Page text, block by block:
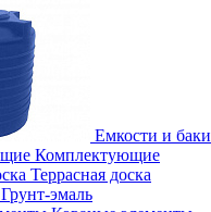
Емкости и баки
Комплектующие
Террасная доска
Грунт-эмаль